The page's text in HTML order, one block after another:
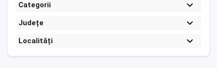
Categorii
Județe
Localități